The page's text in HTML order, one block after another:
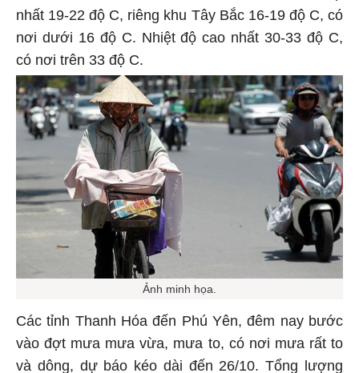
nhất 19-22 độ C, riêng khu Tây Bắc 16-19 độ C, có
nơi dưới 16 độ C. Nhiệt độ cao nhất 30-33 độ C,
có nơi trên 33 độ C.
Ảnh minh họa.
Các tỉnh Thanh Hóa đến Phú Yên, đêm nay bước
vào đợt mưa mưa vừa, mưa to, có nơi mưa rất to
và dông, dự báo kéo dài đến 26/10. Tổng lượng